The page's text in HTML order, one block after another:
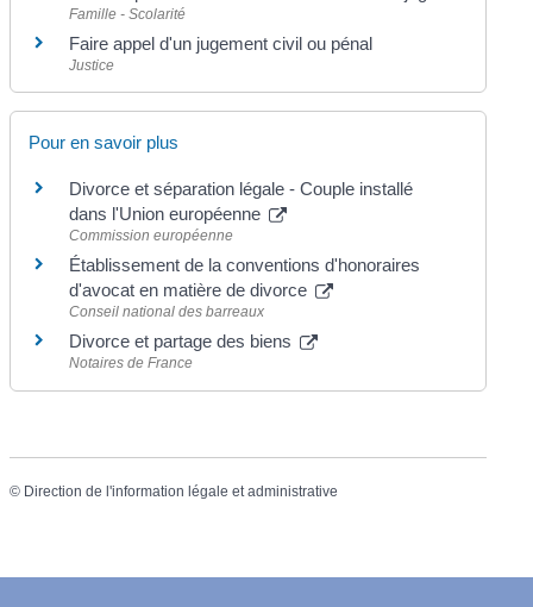
Famille - Scolarité
Faire appel d'un jugement civil ou pénal
Justice
Pour en savoir plus
Divorce et séparation légale - Couple installé
dans l'Union européenne
Commission européenne
Établissement de la conventions d'honoraires
d'avocat en matière de divorce
Conseil national des barreaux
Divorce et partage des biens
Notaires de France
© Direction de l'information légale et administrative